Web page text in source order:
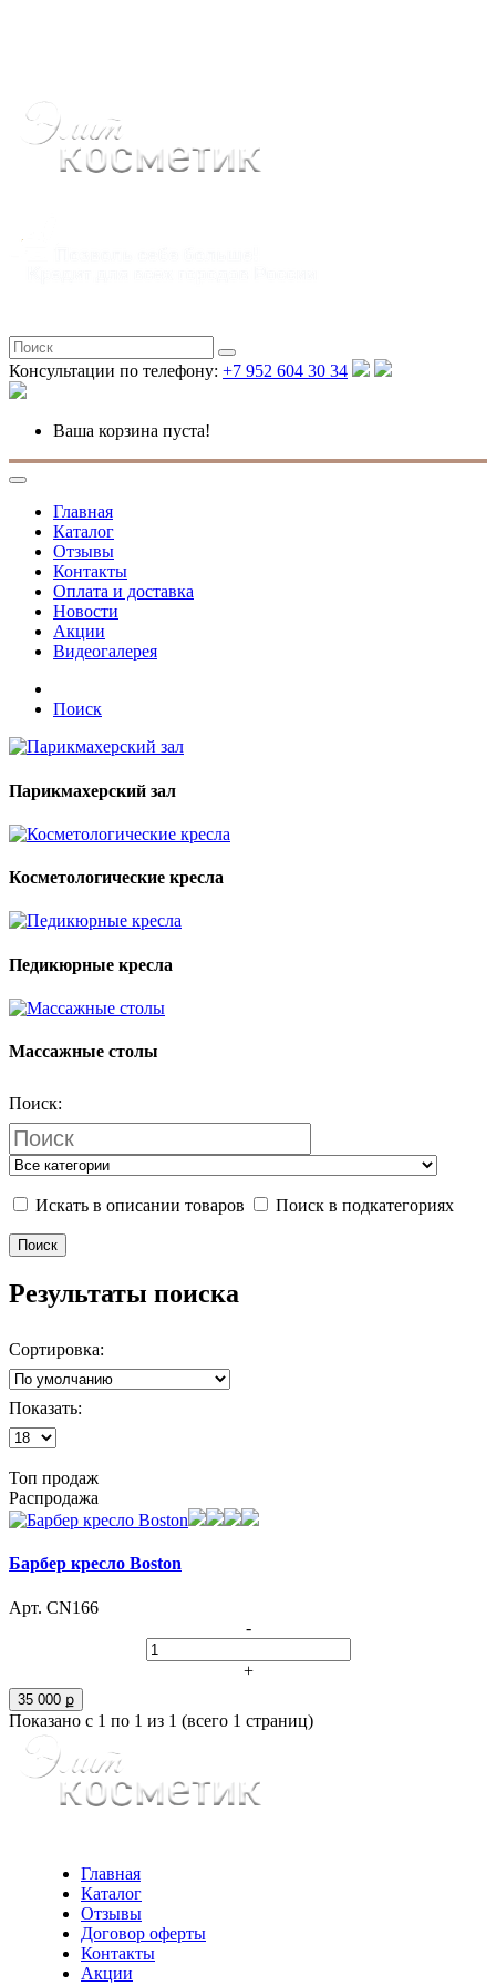
Консультации по телефону: +7 952 604 30 34
Ваша корзина пуста!
Главная
Каталог
Отзывы
Контакты
Оплата и доставка
Новости
Акции
Видеогалерея
Поиск
Парикмахерский зал
Косметологические кресла
Педикюрные кресла
Массажные столы
Поиск:
Искать в описании товаров Поиск в подкатегориях
Результаты поиска
Сортировка:
Показать:
Топ продаж
Распродажа
Барбер кресло Boston
Арт. CN166
-
+
35 000 ք
Показано с 1 по 1 из 1 (всего 1 страниц)
Главная
Каталог
Отзывы
Договор оферты
Контакты
Акции